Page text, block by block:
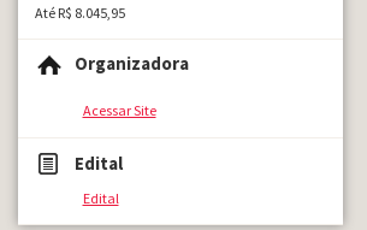
Até R$ 8.045,95
Organizadora
Acessar Site
Edital
Edital